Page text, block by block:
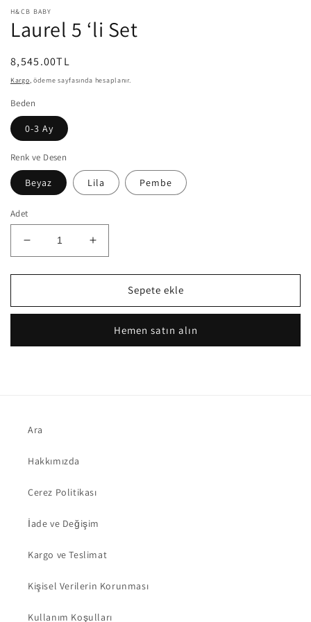
H&CB BABY
Laurel 5 ‘li Set
Normal
fiyat
8,545.00TL
Kargo, ödeme sayfasında hesaplanır.
Beden
0-3 Ay
Renk ve Desen
Beyaz Lila Pembe
Adet
Laurel
5
‘li
için
Laurel
5
‘li
için
artırın
Sepete ekle
Hemen satın alın
Ara
Hakkımızda
Çerez Politikası
İade ve Değişim
Kargo ve Teslimat
Kişisel Verilerin Korunması
Kullanım Koşulları